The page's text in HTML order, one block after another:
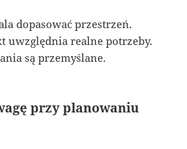
dopasować przestrzeń.
uwzględnia realne potrzeby.
są przemyślane.
przy planowaniu